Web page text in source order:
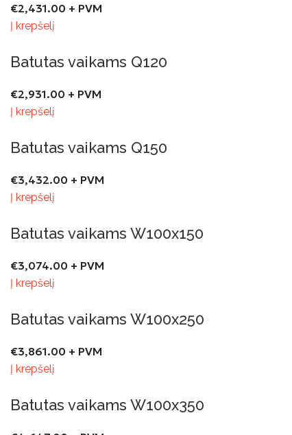
€2,431.00 + PVM
Į krepšelį
Batutas vaikams Q120
€2,931.00 + PVM
Į krepšelį
Batutas vaikams Q150
€3,432.00 + PVM
Į krepšelį
Batutas vaikams W100x150
€3,074.00 + PVM
Į krepšelį
Batutas vaikams W100x250
€3,861.00 + PVM
Į krepšelį
Batutas vaikams W100x350